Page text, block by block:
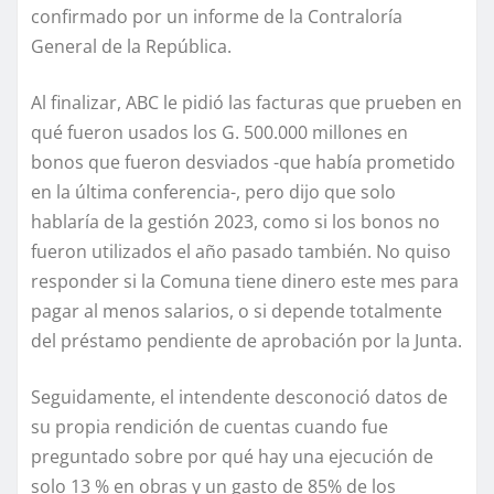
confirmado por un informe de la Contraloría
General de la República.
Al finalizar, ABC le pidió las facturas que prueben en
qué fueron usados los G. 500.000 millones en
bonos que fueron desviados -que había prometido
en la última conferencia-, pero dijo que solo
hablaría de la gestión 2023, como si los bonos no
fueron utilizados el año pasado también. No quiso
responder si la Comuna tiene dinero este mes para
pagar al menos salarios, o si depende totalmente
del préstamo pendiente de aprobación por la Junta.
Seguidamente, el intendente desconoció datos de
su propia rendición de cuentas cuando fue
preguntado sobre por qué hay una ejecución de
solo 13 % en obras y un gasto de 85% de los